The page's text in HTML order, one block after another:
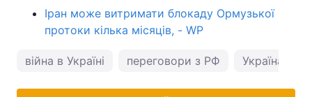
Іран може витримати блокаду Ормузької
протоки кілька місяців, - WP
війна в Україні переговори з РФ Україна і